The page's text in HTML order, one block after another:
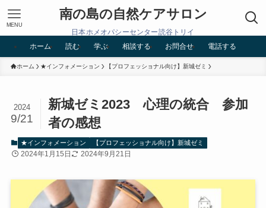
南の島の自然ケアサロン
日本ホメオパシーセンター読谷トリイ
MENU
ホーム 読む 学ぶ 相談する お問合せ 電話する
ホーム ★インフォメーション 【プロフェッショナル向け】新城ゼミ
新城ゼミ2023 心理の統合 参加
者の感想
2024
9/21
★インフォメーション 【プロフェッショナル向け】新城ゼミ
2024年1月15日 2024年9月21日